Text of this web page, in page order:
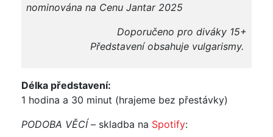
nominována na Cenu Jantar 2025
Doporučeno pro diváky 15+
Představení obsahuje vulgarismy.
Délka představení:
1 hodina a 30 minut (hrajeme bez přestávky)
PODOBA VĚCÍ – skladba na Spotify: